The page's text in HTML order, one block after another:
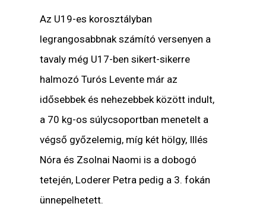
Az U19-es korosztályban
legrangosabbnak számító versenyen a
tavaly még U17-ben sikert-sikerre
halmozó Turós Levente már az
idősebbek és nehezebbek között indult,
a 70 kg-os súlycsoportban menetelt a
végső győzelemig, míg két hölgy, Illés
Nóra és Zsolnai Naomi is a dobogó
tetején, Loderer Petra pedig a 3. fokán
ünnepelhetett.